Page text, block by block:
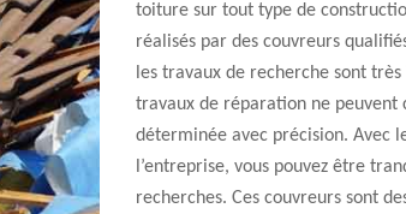
toiture sur tout type de
réalisés par des couvreurs
les travaux de recherche sont
travaux de réparation ne peuvent
déterminée avec précision. Avec
l’entreprise, vous pouvez être
recherches. Ces couvreurs sont